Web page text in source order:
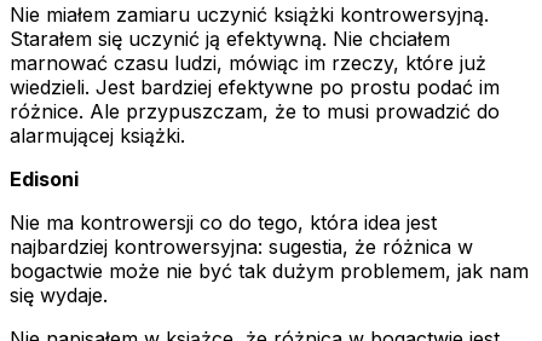
Nie miałem zamiaru uczynić książki kontrowersyjną.
Starałem się uczynić ją efektywną. Nie chciałem
marnować czasu ludzi, mówiąc im rzeczy, które już
wiedzieli. Jest bardziej efektywne po prostu podać im
różnice. Ale przypuszczam, że to musi prowadzić do
alarmującej książki.
Edisoni
Nie ma kontrowersji co do tego, która idea jest
najbardziej kontrowersyjna: sugestia, że różnica w
bogactwie może nie być tak dużym problemem, jak nam
się wydaje.